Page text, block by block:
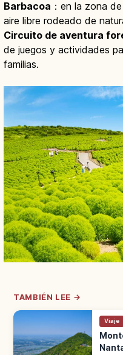
Barbacoa ：en la zona
aire libre rodeado de
Circuito de aventura
de juegos y actividades
familias.
TAMBIÉN LEE →
Viaje